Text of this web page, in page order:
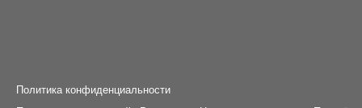
Политика конфиденциальности